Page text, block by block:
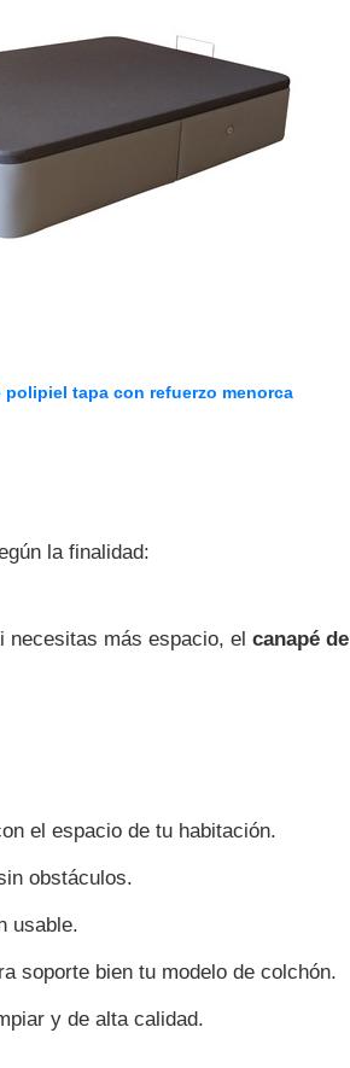
polipiel tapa con refuerzo menorca
la finalidad:
necesitas más espacio, el canapé
el espacio de tu habitación.
obstáculos.
usable.
soporte bien tu modelo de colchón.
y de alta calidad.